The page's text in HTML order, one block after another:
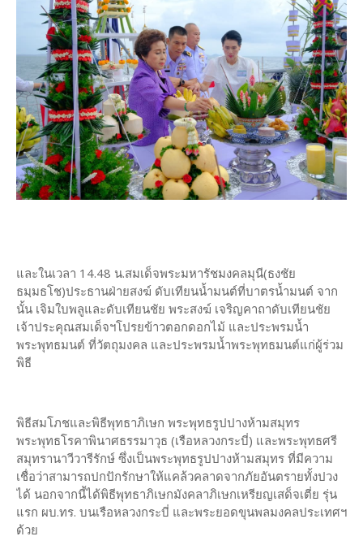
และในเวลา 14.48 น.สมเด็จพระมหารัชมงคลมุนี(ธงชัย
ธมฺมธโช)ประธานฝ่ายสงฆ์ ดับเทียนน้ำมนต์ที่บาตรน้ำมนต์ จาก
นั้น เจิมใบพลูและดับเทียนชัย พระสงฆ์ เจริญคาถาดับเทียนชัย
เจ้าประคุณสมเด็จฯโปรยข้าวตอกดอกไม้ และประพรมน้ำ
พระพุทธมนต์ ที่วัตถุมงคล และประพรมน้ำพระพุทธมนต์แก่ผู้ร่วม
พิธี
พิธีสมโภชและพิธีพุทธาภิเษก พระพุทธรูปปางห้ามสมุทร
พระพุทธโรคาพินาศธรรมาวุธ (เรือหลวงกระบี่) และพระพุทธศรี
สมุทรานาวีวารีรักษ์ ซึ่งเป็นพระพุทธรูปปางห้ามสมุทร ที่มีความ
เชื่อว่าสามารถปกปักรักษาให้แคล้วคลาดจากภัยอันตรายทั้งปวง
ได้ นอกจากนี้ได้พิธีพุทธาภิเษกมังคลาภิเษกเหรียญเสด็จเตี่ย รุ่น
แรก ผบ.ทร. บนเรือหลวงกระบี่ และพระยอดขุนพลมงคลประเทศฯ
ด้วย